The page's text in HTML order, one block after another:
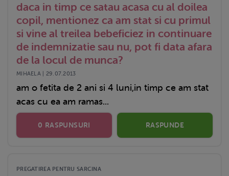
daca in timp ce satau acasa cu al doilea
copil, mentionez ca am stat si cu primul
si vine al treilea bebeficiez in continuare
de indemnizatie sau nu, pot fi data afara
de la locul de munca?
MIHAELA | 29.07.2013
am o fetita de 2 ani si 4 luni,in timp ce am stat
acas cu ea am ramas...
0 RASPUNSURI RASPUNDE
PREGATIREA PENTRU SARCINA